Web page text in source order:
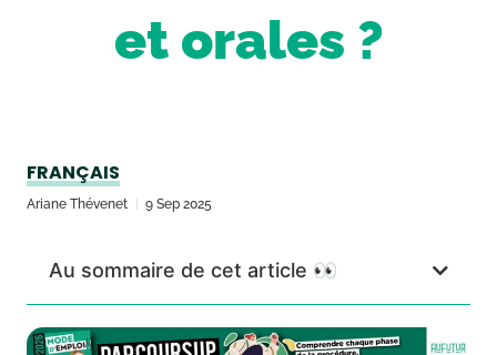
et orales ?
FRANÇAIS
Ariane Thévenet 9 Sep 2025
Au sommaire de cet article 👀